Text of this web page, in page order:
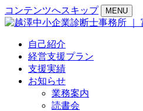
コンテンツへスキップ MENU
自己紹介
経営支援プラン
支援実績
お知らせ
業務案内
読書会